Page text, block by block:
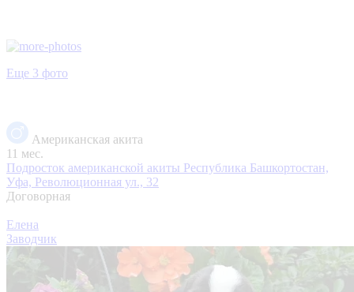
Еще 3 фото
Американская акита
11 мес.
Подросток американской акиты Республика Башкортостан,
Уфа, Революционная ул., 32
Договорная
Елена
Заводчик